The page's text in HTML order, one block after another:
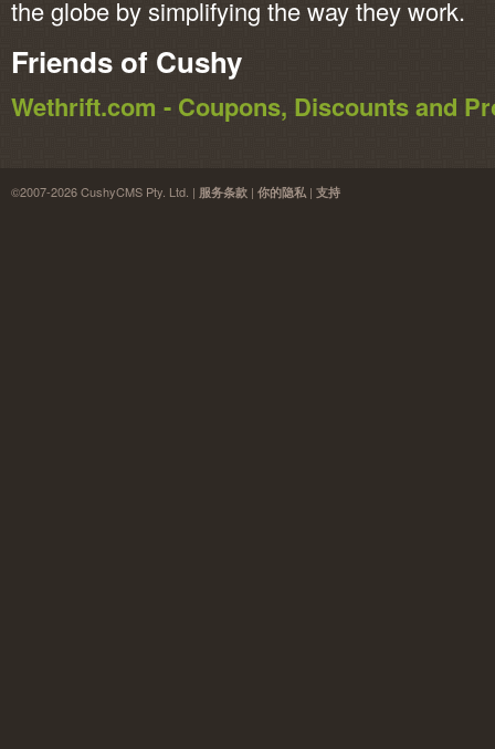
the globe by simplifying the way they work.
Friends of Cushy
Wethrift.com - Coupons, Discounts and
©2007-2026 CushyCMS Pty. Ltd. | 服务条款 | 你的隐私 | 支持